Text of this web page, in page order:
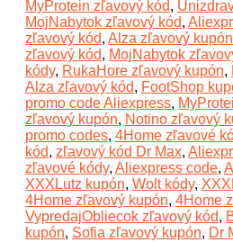
MyProtein zľavový kód,
MojNabytok zľavový kód,
zľavový kód, Alza zľavový kupón
zľavový kód, MojNabytok
kódy, RukaHore zľavový kupón,
Alza zľavový kód, FootShop
promo code Aliexpress,
zľavový kupón, Notino zľavový
promo codes, 4Home zľavové
kód, zľavový kód Dr Max,
zľavové kódy, Aliexpress code,
XXXLutz kupón, Wolt kódy,
4Home zľavový kupón, 4Home
VypredajObliecok zľavový kód,
kupón, Sofia zľavový kupón, Dr